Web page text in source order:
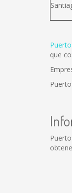
que